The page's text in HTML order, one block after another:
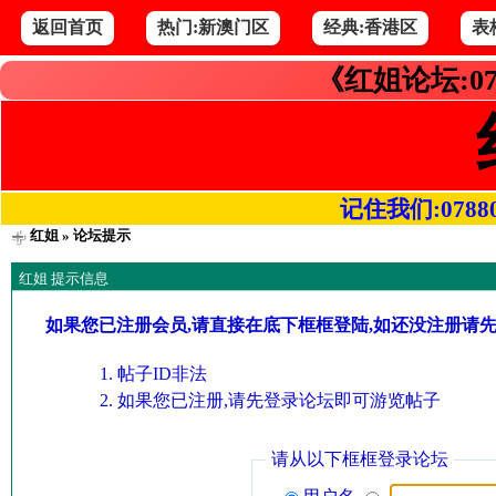
返回首页 热门:新澳门区 经典:香港区 表
《红姐论坛
记住我们
红姐» 论坛提示
红姐 提示信息
如果您已注册会员,请直接在底下框框登陆,如还没注册请
帖子ID非法
如果您已注册,请先登录论坛即可游览帖子
请从以下框框登录论坛